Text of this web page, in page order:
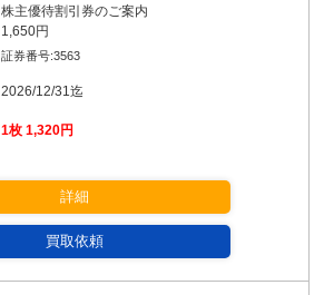
株主優待割引券のご案内
1,650円
証券番号:3563
2026/12/31迄
1枚 1,320円
詳細
買取依頼